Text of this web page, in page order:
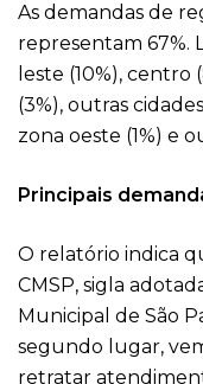
As demandas de
representam 67%.
leste (10%), centro
(3%), outras
zona oeste (1%) e
Principais
O relatório indica
CMSP, sigla
Municipal de São
segundo lugar,
retratar